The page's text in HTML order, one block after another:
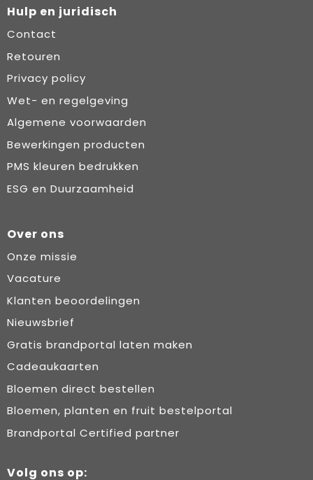
Hulp en juridisch
Contact
Retouren
Privacy policy
Wet- en regelgeving
Algemene voorwaarden
Bewerkingen producten
PMS kleuren bedrukken
ESG en Duurzaamheid
Over ons
Onze missie
Vacature
Klanten beoordelingen
Nieuwsbrief
Gratis brandportal laten maken
Cadeaukaarten
Bloemen direct bestellen
Bloemen, planten en fruit bestelportal
Brandportal Certified partner
Volg ons op: